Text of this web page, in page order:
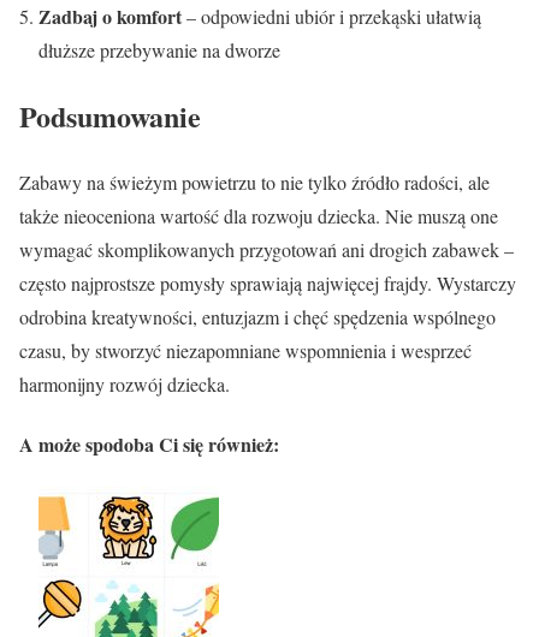
Zadbaj o komfort– odpowiedni ubiór i przekąski ułatwią
dłuższe przebywanie na dworze
Podsumowanie
Zabawy na świeżym powietrzu to nie tylko źródło radości, ale
także nieoceniona wartość dla rozwoju dziecka. Nie muszą one
wymagać skomplikowanych przygotowań ani drogich zabawek –
często najprostsze pomysły sprawiają najwięcej frajdy. Wystarczy
odrobina kreatywności, entuzjazm i chęć spędzenia wspólnego
czasu, by stworzyć niezapomniane wspomnienia i wesprzeć
harmonijny rozwój dziecka.
A może spodoba Ci się również: